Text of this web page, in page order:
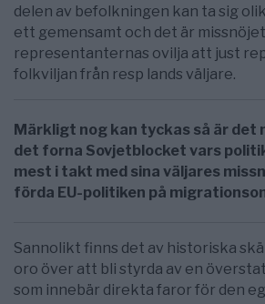
delen av befolkningen kan ta sig
ett gemensamt och det är
representanternas ovilja att just
folkviljan från resp lands väljare.
Märkligt nog kan tyckas så är det
det forna Sovjetblocket vars
mest i takt med sina väljares
förda EU-politiken på
Sannolikt finns det av historiska
oro över att bli styrda av en
som innebär direkta faror för den